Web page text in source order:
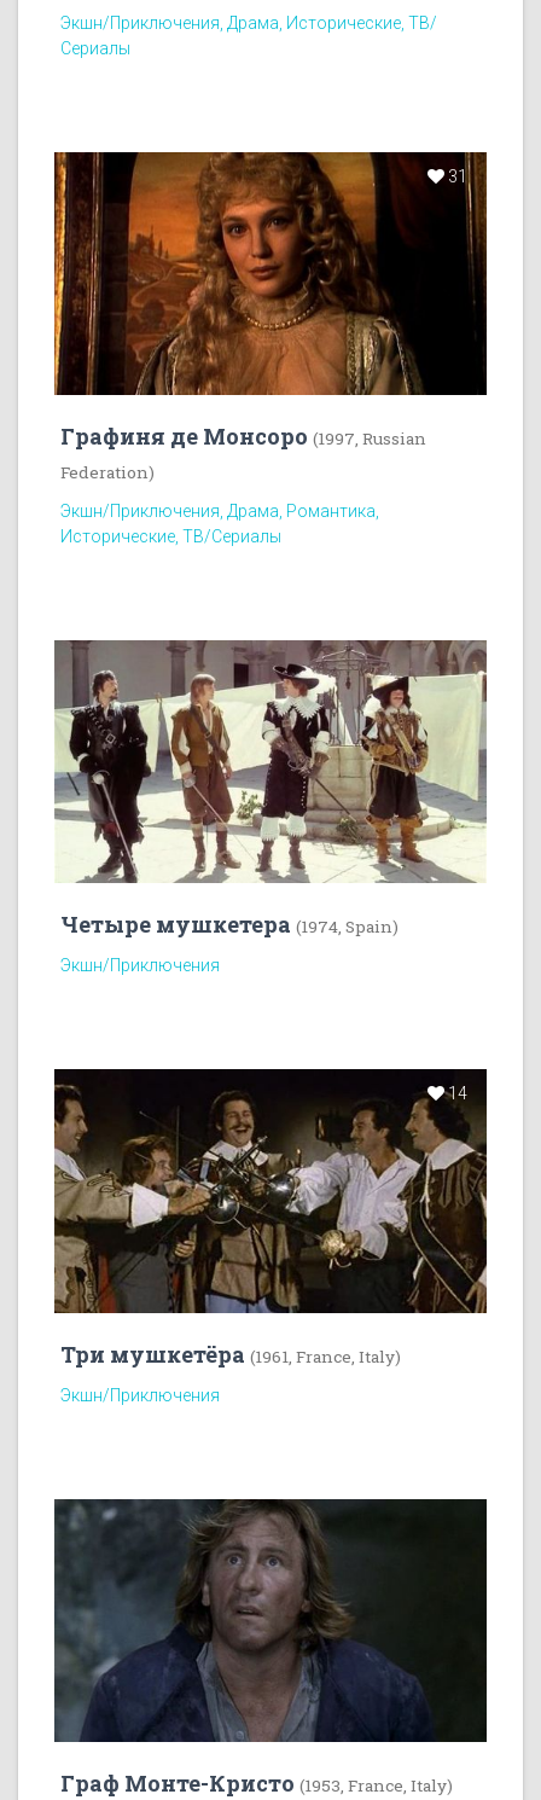
Экшн/Приключения, Драма, Исторические, ТВ/
Сериалы
31
Графиня де Монсоро (1997, Russian
Federation)
Экшн/Приключения, Драма, Романтика,
Исторические, ТВ/Сериалы
Четыре мушкетера (1974, Spain)
Экшн/Приключения
14
Три мушкетёра (1961, France, Italy)
Экшн/Приключения
Граф Монте-Кристо (1953, France, Italy)